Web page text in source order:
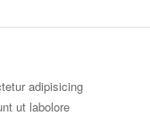
adipisicing
ut labolore